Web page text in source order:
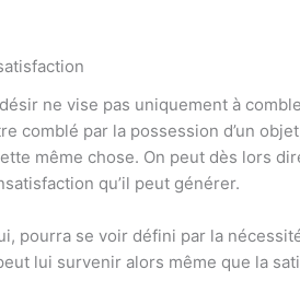
ne vise pas uniquement à
comblé par la possession d’un
même chose. On peut dès lors
qu’il peut générer.
pourra se voir défini par la
lui survenir alors même que la